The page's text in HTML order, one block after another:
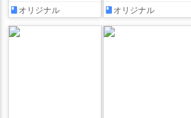
おっぱいがきっと見つ
かるアンソロジー
オリジナル
話 オリジナル